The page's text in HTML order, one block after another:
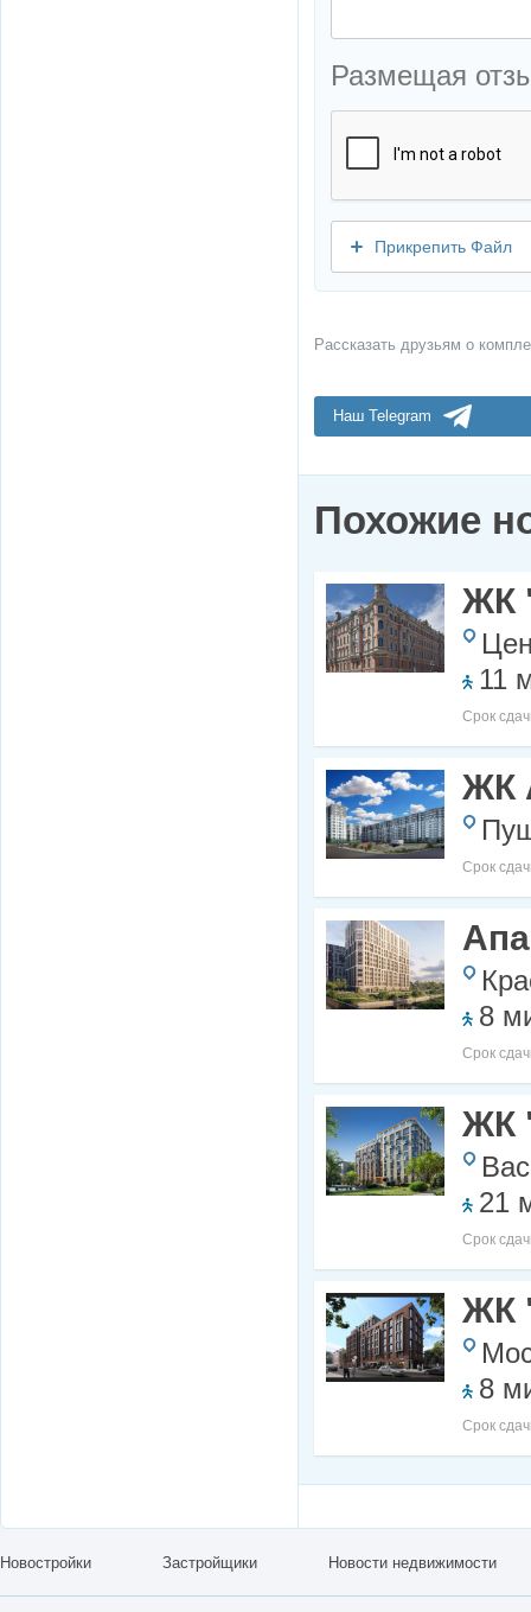
Размещая
Прикрепить Файл
Рассказать друзьям о
Наш Telegram
Похожие
ЖК
11
Срок
ЖК
Срок
8
Срок
ЖК
21
Срок
ЖК
8
Срок
Новостройки Застройщики Новости недвижимости